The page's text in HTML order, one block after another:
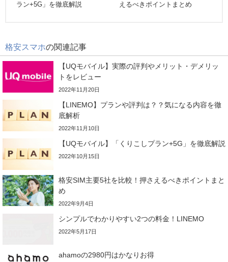
ラン+5G」を徹底解説
えるべきポイントまとめ
格安スマホの関連記事
【UQモバイル】実際の評判やメリット・デメリッ
トをレビュー
2022年11月20日
【LINEMO】プランや評判は？？気になる内容を徹
底解析
2022年11月10日
【UQモバイル】「くりこしプラン+5G」を徹底解説
2022年10月15日
格安SIM主要5社を比較！押さえるべきポイントまと
め
2022年9月4日
シンプルでわかりやすい2つの料金！LINEMO
2022年5月17日
ahamoの2980円はかなりお得